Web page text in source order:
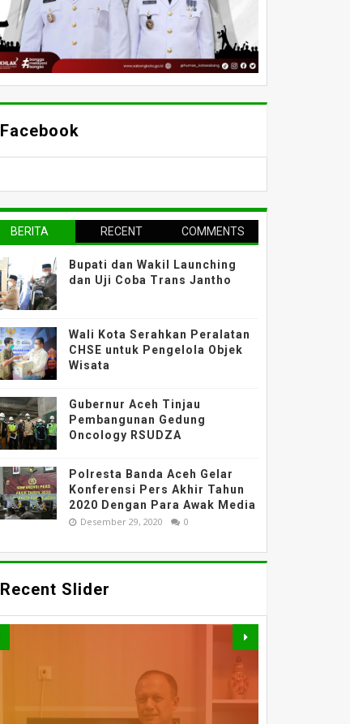
Facebook
BERITA
RECENT COMMENTS
Bupati dan Wakil Launching
dan Uji Coba Trans Jantho
Wali Kota Serahkan Peralatan
CHSE untuk Pengelola Objek
Wisata
Gubernur Aceh Tinjau
Pembangunan Gedung
Oncology RSUDZA
Polresta Banda Aceh Gelar
Konferensi Pers Akhir Tahun
2020 Dengan Para Awak Media
Desember 29, 2020 0
Recent Slider
PERKUAT AKSES DAN